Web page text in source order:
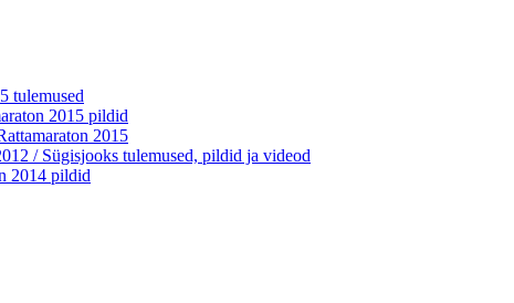
tulemused
2015 pildid
2015
/ Sügisjooks tulemused, pildid ja videod
2014 pildid